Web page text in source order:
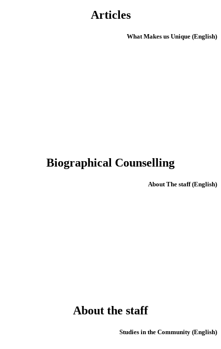
Articles
(English) What Makes us Unique
Biographical Counselling
(English) About The staff
About the staff
(English) Studies in the Community